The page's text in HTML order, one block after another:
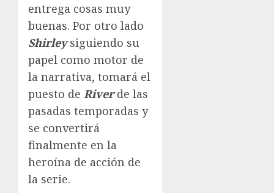
entrega cosas muy
buenas. Por otro lado
Shirleysiguiendo su
papel como motor de
la narrativa, tomará el
puesto de Riverde las
pasadas temporadas y
se convertirá
finalmente en la
heroína de acción de
la serie.